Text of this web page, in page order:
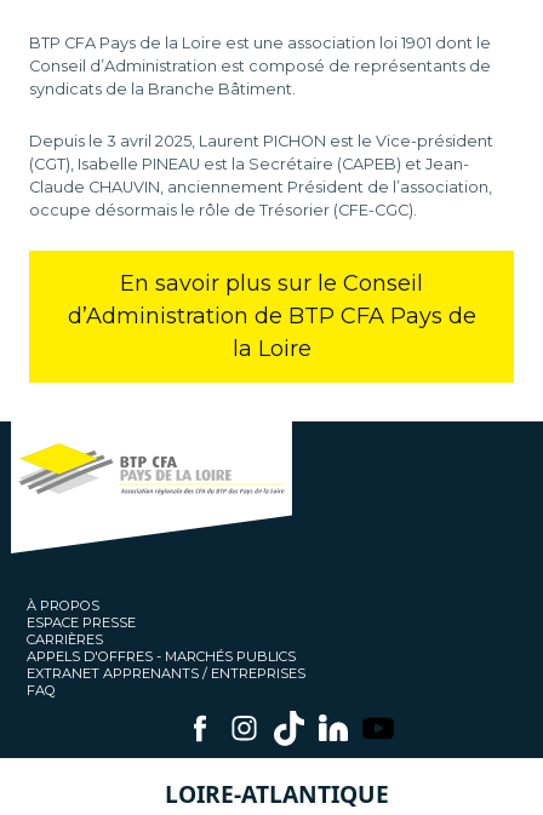
BTP CFA Pays de la Loire est une association loi 1901 dont le
Conseil d’Administration est composé de représentants de
syndicats de la Branche Bâtiment.
Depuis le 3 avril 2025, Laurent PICHON est le Vice-président
(CGT), Isabelle PINEAU est la Secrétaire (CAPEB) et Jean-
Claude CHAUVIN, anciennement Président de l’association,
occupe désormais le rôle de Trésorier (CFE-CGC).
En savoir plus sur le Conseil
d’Administration de BTP CFA Pays de
la Loire
À PROPOS
ESPACE PRESSE
CARRIÈRES
APPELS D'OFFRES - MARCHÉS PUBLICS
EXTRANET APPRENANTS / ENTREPRISES
FAQ
LOIRE-ATLANTIQUE